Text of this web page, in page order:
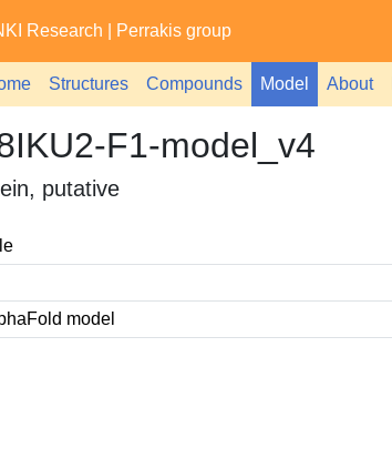
Research Perrakis group
Structures Compounds Model About
F1-model_v4
putative
model